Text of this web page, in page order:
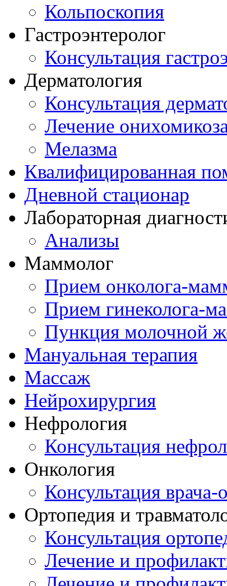
Кольпоскопия
Гастроэнтеролог
Консультация
Дерматология
Консультация
Лечение
Мелазма
Квалифицированная
Дневной стационар
Лабораторная
Анализы
Маммолог
Прием онколога-
Прием гинеколога-
Пункция молочной
Мануальная терапия
Массаж
Нейрохирургия
Нефрология
Консультация
Онкология
Консультация врача-
Ортопедия и
Консультация
Лечение и